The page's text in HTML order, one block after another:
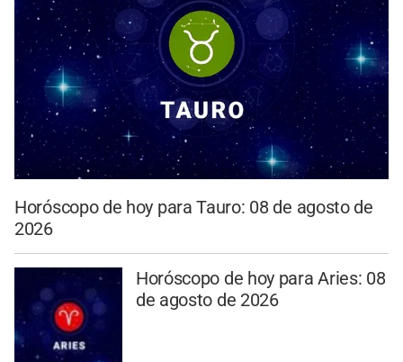
Horóscopo de hoy para Tauro: 08 de agosto de
2026
Horóscopo de hoy para Aries: 08
de agosto de 2026